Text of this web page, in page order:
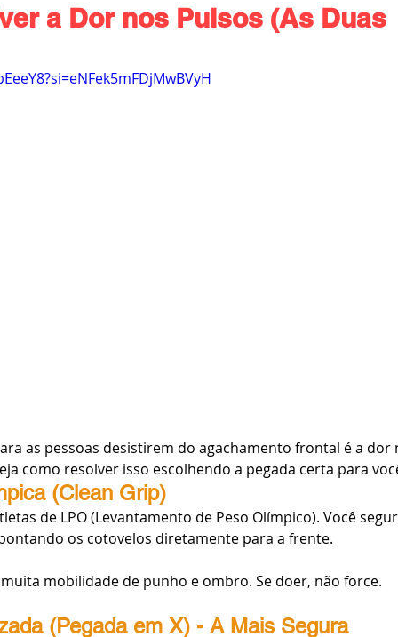
a Dor nos Pulsos (As Duas
as pessoas desistirem do agachamento frontal é a dor
como resolver isso escolhendo a pegada certa para
(Clean Grip)
de LPO (Levantamento de Peso Olímpico). Você
os cotovelos diretamente para a frente.
muita mobilidade de punho e ombro. Se doer, não force.
(Pegada em X) - A Mais Segura